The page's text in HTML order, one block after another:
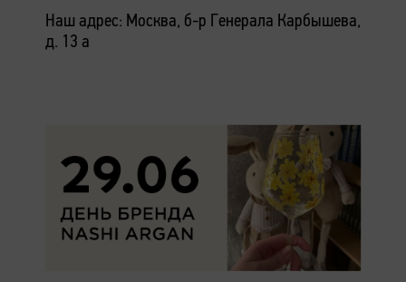
Наш адрес: Москва, б-р Генерала Карбышева,
д. 13 а